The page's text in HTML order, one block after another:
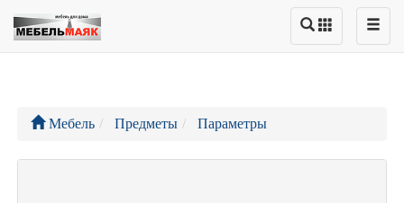
Мебель Предметы Параметры